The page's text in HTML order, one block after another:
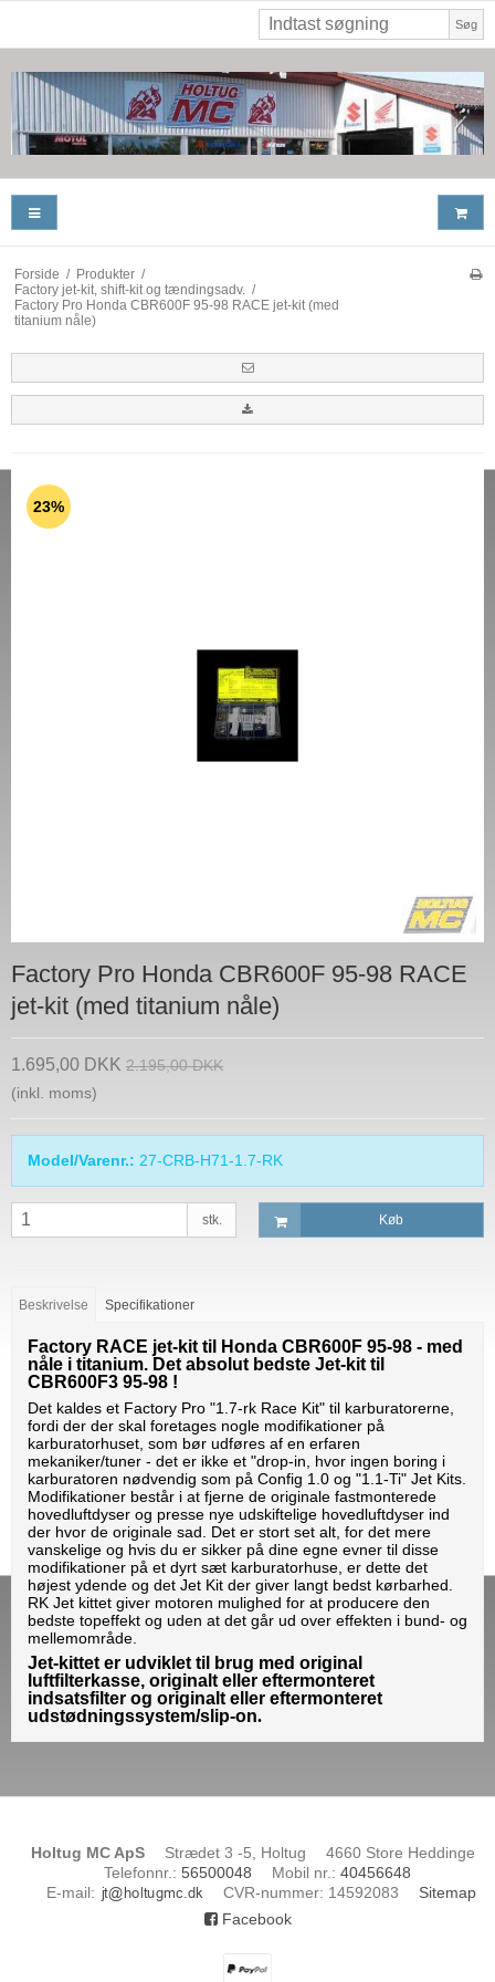
Søg
Forside / Produkter /
Factory jet-kit, shift-kit og tændingsadv. /
Factory Pro Honda CBR600F 95-98 RACE jet-kit (med
titanium nåle)
23%
Factory Pro Honda CBR600F 95-98 RACE
jet-kit (med titanium nåle)
1.695,00 DKK 2.195,00 DKK
(inkl. moms)
Model/Varenr.: 27-CRB-H71-1.7-RK
stk. Køb
Beskrivelse Specifikationer
Factory RACE jet-kit til Honda CBR600F 95-98 - med
nåle i titanium. Det absolut bedste Jet-kit til
CBR600F3 95-98 !
Det kaldes et Factory Pro "1.7-rk Race Kit" til karburatorerne,
fordi der der skal foretages nogle modifikationer på
karburatorhuset, som bør udføres af en erfaren
mekaniker/tuner - det er ikke et "drop-in, hvor ingen boring i
karburatoren nødvendig som på Config 1.0 og "1.1-Ti" Jet Kits.
Modifikationer består i at fjerne de originale fastmonterede
hovedluftdyser og presse nye udskiftelige hovedluftdyser ind
der hvor de originale sad. Det er stort set alt, for det mere
vanskelige og hvis du er sikker på dine egne evner til disse
modifikationer på et dyrt sæt karburatorhuse, er dette det
højest ydende og det Jet Kit der giver langt bedst kørbarhed.
RK Jet kittet giver motoren mulighed for at producere den
bedste topeffekt og uden at det går ud over effekten i bund- og
mellemområde.
Jet-kittet er udviklet til brug med original
luftfilterkasse, originalt eller eftermonteret
indsatsfilter og originalt eller eftermonteret
udstødningssystem/slip-on.
Holtug MC ApS Strædet 3 -5, Holtug
4660 Store Heddinge
Telefonnr.: 56500048 Mobil nr.: 40456648
E-mail: CVR-nummer: 14592083
Sitemap
Facebook